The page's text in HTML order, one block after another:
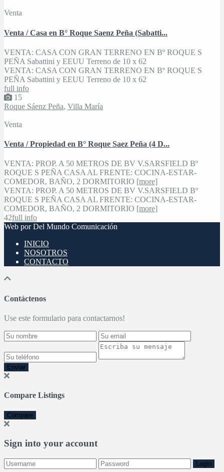
Venta
Venta / Casa en B° Roque Saenz Peña (Sabatti...
VENTA: CASA CON GRAN TERRENO EN Bº ROQUE S
PEÑA Sabattini y EEUU Terreno de 10 x 62
VENTA: CASA CON GRAN TERRENO EN Bº ROQUE S
PEÑA Sabattini y EEUU Terreno de 10 x 62
full info
15
Roque Sáenz Peña, Villa María
Venta
Venta / Propiedad en B° Roque Saez Peña (4 D...
VENTA: PROP. A 50 METROS DE BV V.SARSFIELD Bº
ROQUE S PEÑA CASA AL FRENTE: COCINA-ESTAR-
COMEDOR, BAÑO, 2 DORMITORIO [more]
VENTA: PROP. A 50 METROS DE BV V.SARSFIELD Bº
ROQUE S PEÑA CASA AL FRENTE: COCINA-ESTAR-
COMEDOR, BAÑO, 2 DORMITORIO [more]
42full info
Web por Del Mundo Comunicación
INICIO
NOSOTROS
CONTACTO
Contáctenos
Use este formulario para contactarnos!
Enviar
Compare Listings
Compare
Sign into your account
Login